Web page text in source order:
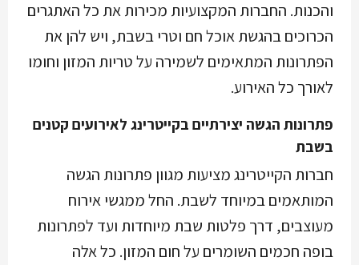
והכנות. החברות המקצועיות מכירות את כל האתגרים
הכרוכים בהגשת אוכל חם וטרי בשבת, ויש להן את
הפתרונות המתאימים לשמירה על טריות המזון וחומו
לאורך כל האירוע.
פתרונות הגשה יצירתיים בקייטרינג לאירועים קטנים
בשבת
חברות הקייטרינג מציעות מגוון פתרונות הגשה
המותאמים במיוחד לשבת. החל ממגשי אירוח
מעוצבים, דרך פלטות שבת מיוחדות ועד לפתרונות
בופה חכמים השומרים על חום המזון. כל אלה